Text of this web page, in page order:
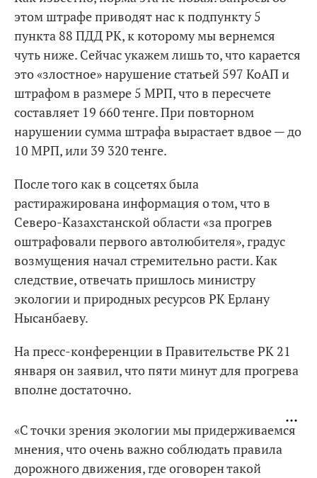
этом штрафе приводят нас к подпункту 5
пункта 88 ПДД РК, к которому мы вернемся
чуть ниже. Сейчас укажем лишь то, что карается
это «злостное» нарушение статьей 597 КоАП и
штрафом в размере 5 МРП, что в пересчете
составляет 19 660 тенге. При повторном
нарушении сумма штрафа вырастает вдвое — до
10 МРП, или 39 320 тенге.
После того как в соцсетях была
растиражирована информация о том, что в
Северо-Казахстанской области «за прогрев
оштрафовали первого автолюбителя», градус
возмущения начал стремительно расти. Как
следствие, отвечать пришлось министру
экологии и природных ресурсов РК Ерлану
Нысанбаеву.
На пресс-конференции в Правительстве РК 21
января он заявил, что пяти минут для прогрева
вполне достаточно.
«С точки зрения экологии мы придерживаемся
мнения, что очень важно соблюдать правила
дорожного движения, где оговорен такой